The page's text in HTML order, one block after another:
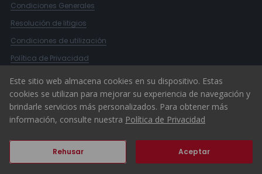
Condiciones Generales
Resolución de litigios
Condiciones de utilización
Política de Privacidad
Libro de Reclamaciones
Canal Denuncias
© 2026 ERA Portugal
Este sitio web almacena cookies en su dispositivo. Estas
cookies se utilizan para mejorar su experiencia de navegación y
brindarle servicios más personalizados. Para obtener más
información, consulte nuestra Política de Privacidad
Rehusar Aceptar